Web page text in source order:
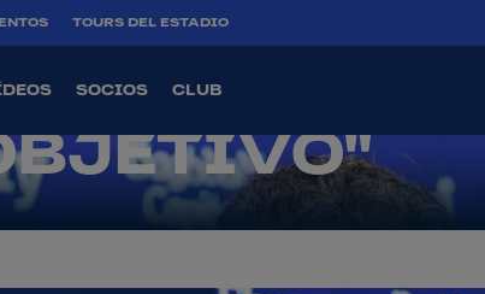
TOURS DEL ESTADIO
SOCIOS CLUB
"HEMOS